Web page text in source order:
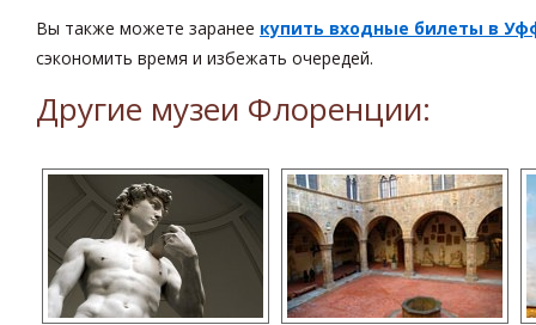
Вы также можете заранее купить входные билеты в
сэкономить время и избежать очередей.
Другие музеи Флоренции: